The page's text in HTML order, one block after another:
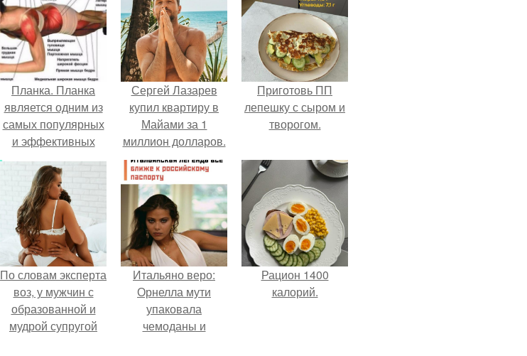
Планка. Планка
является одним из
самых популярных
и эффективных
упражнений для
пресса по всему
миру.
Сергей Лазарев
купил квартиру в
Майами за 1
миллион долларов.
Приготовь ПП
лепешку с сыром и
творогом.
По словам эксперта
воз, у мужчин с
образованной и
мудрой супругой
Итальяно веро:
Орнелла мути
упаковала
чемоданы и
Рацион 1400
калорий.